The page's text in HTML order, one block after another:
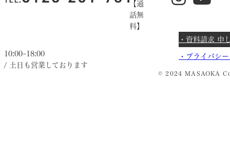
【通
話無
料】
10:00~18:00
/ 土日も営業しております
・資料請求 申
・ プライバシ
© 2024 MASAOKA